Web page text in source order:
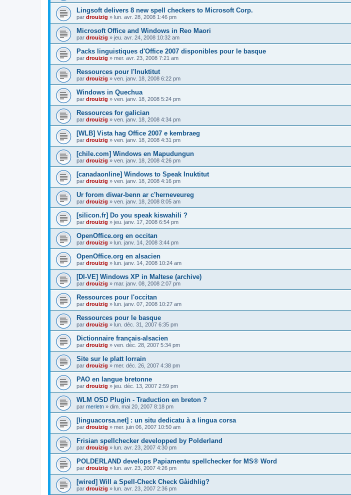
Lingsoft delivers 8 new spell checkers to Microsoft Corp.
par drouizig » lun. avr. 28, 2008 1:46 pm
Microsoft Office and Windows in Reo Maori
par drouizig » jeu. avr. 24, 2008 10:32 am
Packs linguistiques d'Office 2007 disponibles pour le basque
par drouizig » mer. avr. 23, 2008 7:21 am
Ressources pour l'Inuktitut
par drouizig » ven. janv. 18, 2008 6:22 pm
Windows in Quechua
par drouizig » ven. janv. 18, 2008 5:24 pm
Ressources for galician
par drouizig » ven. janv. 18, 2008 4:34 pm
[WLB] Vista hag Office 2007 e kembraeg
par drouizig » ven. janv. 18, 2008 4:31 pm
[chile.com] Windows en Mapudungun
par drouizig » ven. janv. 18, 2008 4:26 pm
[canadaonline] Windows to Speak Inuktitut
par drouizig » ven. janv. 18, 2008 4:16 pm
Ur forom diwar-benn ar c'herneveureg
par drouizig » ven. janv. 18, 2008 8:05 am
[silicon.fr] Do you speak kiswahili ?
par drouizig » jeu. janv. 17, 2008 6:54 pm
OpenOffice.org en occitan
par drouizig » lun. janv. 14, 2008 3:44 pm
OpenOffice.org en alsacien
par drouizig » lun. janv. 14, 2008 10:24 am
[DI-VE] Windows XP in Maltese (archive)
par drouizig » mar. janv. 08, 2008 2:07 pm
Ressources pour l'occitan
par drouizig » lun. janv. 07, 2008 10:27 am
Ressources pour le basque
par drouizig » lun. déc. 31, 2007 6:35 pm
Dictionnaire français-alsacien
par drouizig » ven. déc. 28, 2007 5:34 pm
Site sur le platt lorrain
par drouizig » mer. déc. 26, 2007 4:38 pm
PAO en langue bretonne
par drouizig » jeu. déc. 13, 2007 2:59 pm
WLM OSD Plugin - Traduction en breton ?
par merletn » dim. mai 20, 2007 8:18 pm
[linguacorsa.net] : un situ dedicatu à a lingua corsa
par drouizig » mer. juin 06, 2007 10:50 am
Frisian spellchecker developped by Polderland
par drouizig » lun. avr. 23, 2007 4:30 pm
POLDERLAND develops Papiamentu spellchecker for MS® Word
par drouizig » lun. avr. 23, 2007 4:26 pm
[wired] Will a Spell-Check Check Gàidhlig?
par drouizig » lun. avr. 23, 2007 2:36 pm